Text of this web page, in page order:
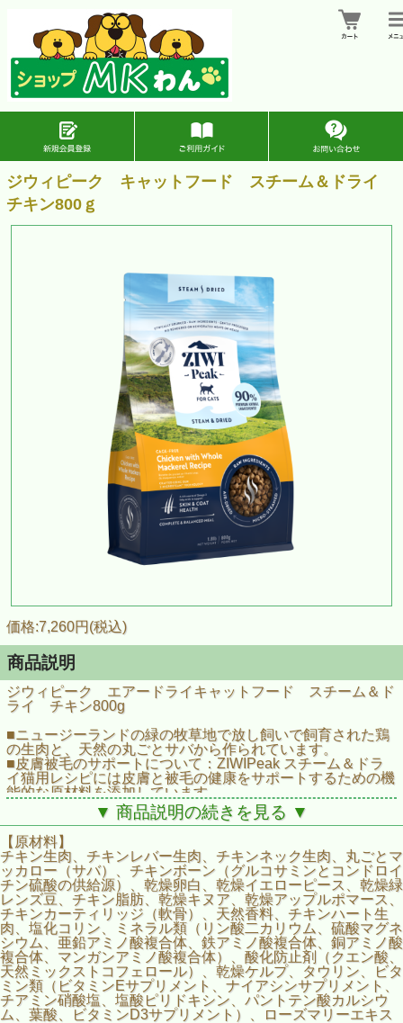
ジウィピーク キャットフード スチーム＆ドライ
チキン800ｇ
価格:7,260円(税込)
商品説明
ジウィピーク エアードライキャットフード スチーム＆ド
ライ チキン800g
■ニュージーランドの緑の牧草地で放し飼いで飼育された鶏
の⽣⾁と、天然の丸ごとサバから作られています。
■皮膚被毛のサポートについて：ZIWIPeak スチーム＆ドラ
イ猫用レシピには皮膚と被毛の健康をサポートするための機
能的な原材料を添加しています。
▼ 商品説明の続きを見る ▼
【原材料】
チキン生肉、チキンレバー生肉、チキンネック生肉、丸ごとマ
ッカロー（サバ）、チキンボーン（グルコサミンとコンドロイ
チン硫酸の供給源）、乾燥卵白、乾燥イエローピース、乾燥緑
レンズ豆、チキン脂肪、乾燥キヌア、乾燥アップルポマース、
チキンカーティリッジ（軟骨）、天然香料、チキンハート生
肉、塩化コリン、ミネラル類（リン酸二カリウム、硫酸マグネ
シウム、亜鉛アミノ酸複合体、鉄アミノ酸複合体、銅アミノ酸
複合体、マンガンアミノ酸複合体）、酸化防止剤（クエン酸、
天然ミックストコフェロール）、乾燥ケルプ、タウリン、ビタ
ミン類（ビタミンEサプリメント、ナイアシンサプリメント、
チアミン硝酸塩、塩酸ピリドキシン、パントテン酸カルシウ
ム、葉酸、ビタミンD3サプリメント）、ローズマリーエキス